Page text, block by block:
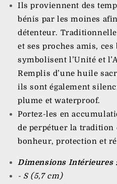
Ils proviennent des
bénis par les moines
détenteur.
et ses proches amis,
symbolisent l’Unité et
Remplis d’une huile
ils sont également
plume et waterproof.
Portez-les en
de perpétuer la tradition
bonheur, protection et
Dimensions Intérieures
- S (5,7 cm)